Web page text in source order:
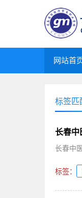
网站首
标签匹
长春中
长春中
标签：